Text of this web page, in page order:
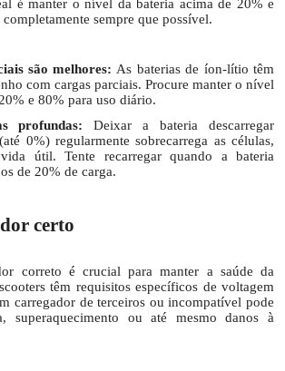
é manter o nível da bateria acima de 20% e
sempre que possível.
são melhores: As baterias de íon-lítio têm
com cargas parciais. Procure manter o nível
e 80% para uso diário.
profundas: Deixar a bateria descarregar
0%) regularmente sobrecarrega as células,
útil. Tente recarregar quando a bateria
de 20% de carga.
certo
correto é crucial para manter a saúde da
têm requisitos específicos de voltagem
carregador de terceiros ou incompatível pode
superaquecimento ou até mesmo danos à